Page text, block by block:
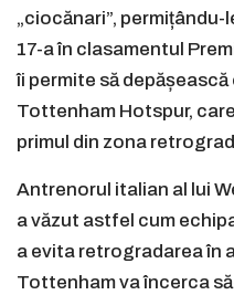
„ciocănari”, permițându-
17-a în clasamentul
îi permite să
Tottenham Hotspur,
primul din zona
Antrenorul italian al lui
a văzut astfel cum
a evita retrogradarea în
Tottenham va încerca